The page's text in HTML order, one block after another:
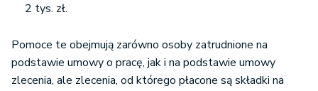
2 tys. zł.
Pomoce te obejmują zarówno osoby zatrudnione na
podstawie umowy o pracę, jak i na podstawie umowy
zlecenia, ale zlecenia, od którego płacone są składki na